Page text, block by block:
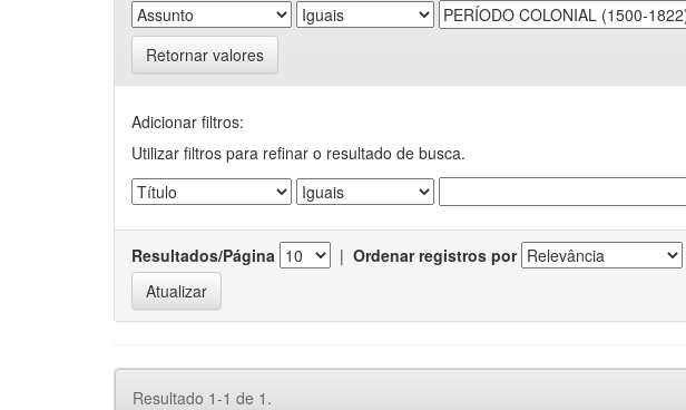
Retornar valores
Adicionar filtros:
Utilizar filtros para refinar o resultado de busca.
Resultados/Página | Ordenar registros por
Resultado 1-1 de 1.